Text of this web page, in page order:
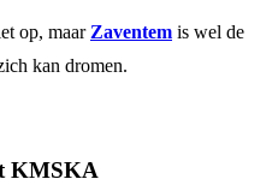
op, maar Zaventem is wel de
kan dromen.
KMSKA